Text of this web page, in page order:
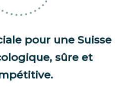
pour une Suisse
sûre et